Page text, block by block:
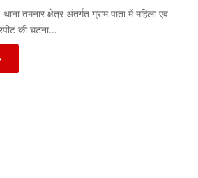
तमनार क्षेत्र अंतर्गत ग्राम पाता में महिला एवं
की घटना…